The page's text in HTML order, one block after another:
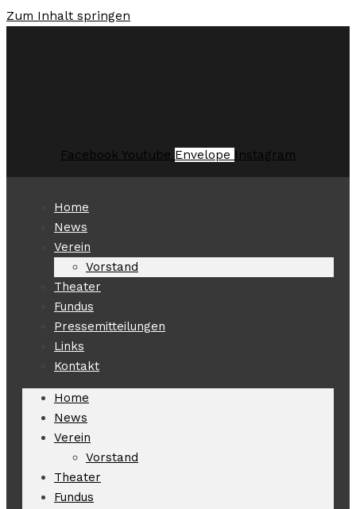
Zum Inhalt springen
Facebook Youtube Envelope Instagram
Home
News
Verein
Vorstand
Theater
Fundus
Pressemitteilungen
Links
Kontakt
Home
News
Verein
Vorstand
Theater
Fundus